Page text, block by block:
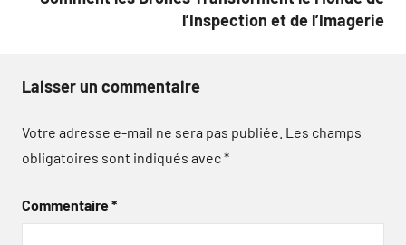
l’Inspection et de l’Imagerie
Laisser un commentaire
Votre adresse e-mail ne sera pas publiée. Les champs
obligatoires sont indiqués avec*
Commentaire*